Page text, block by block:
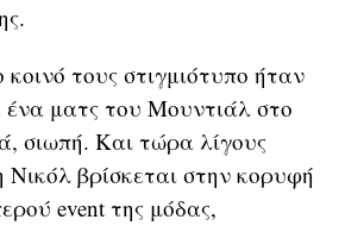
τους στιγμιότυπο ήταν
ένα ματς του Μουντιάλ στο
σιωπή. Και τώρα λίγους
Νικόλ βρίσκεται στην κορυφή
event της μόδας,